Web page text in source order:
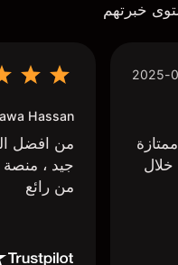
خبرتهم
2025-
Hassan
من افضل
جيد ،
من رائع